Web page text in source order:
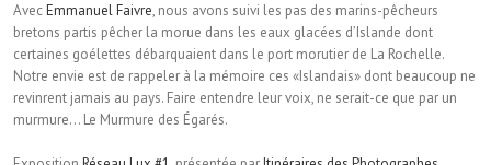
AvecEmmanuel Faivre, nous avons suivi les pas des marins-pêcheurs
bretons partis pêcher la morue dans les eaux glacées d’Islande dont
certaines goélettes débarquaient dans le port morutier de La Rochelle.
Notre envie est de rappeler à la mémoire ces «Islandais» dont beaucoup ne
revinrent jamais au pays. Faire entendre leur voix, ne serait-ce que par un
murmure… Le Murmure des Égarés.